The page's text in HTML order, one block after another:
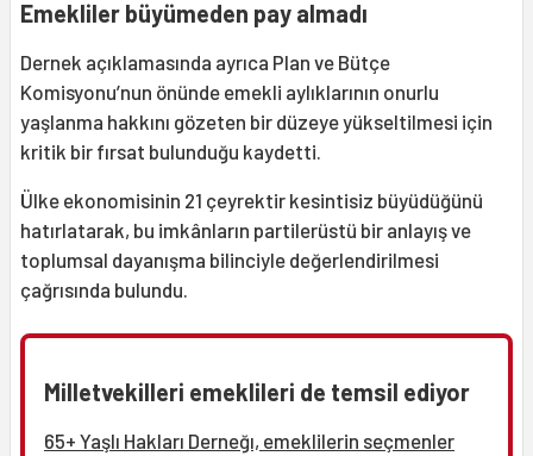
Emekliler büyümeden pay almadı
Dernek açıklamasında ayrıca Plan ve Bütçe
Komisyonu’nun önünde emekli aylıklarının onurlu
yaşlanma hakkını gözeten bir düzeye yükseltilmesi için
kritik bir fırsat bulunduğu kaydetti.
Ülke ekonomisinin 21 çeyrektir kesintisiz büyüdüğünü
hatırlatarak, bu imkânların partilerüstü bir anlayış ve
toplumsal dayanışma bilinciyle değerlendirilmesi
çağrısında bulundu.
Milletvekilleri emeklileri de temsil ediyor
65+ Yaşlı Hakları Derneğı, emeklilerin seçmenler